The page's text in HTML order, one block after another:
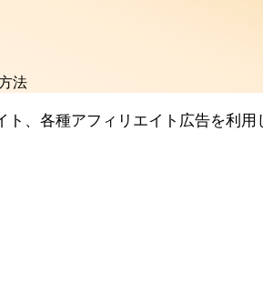
法
、各種アフィリエイト広告を利